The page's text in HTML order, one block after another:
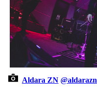
Aldara ZN @aldarazn